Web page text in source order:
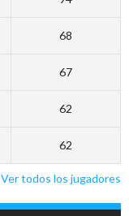
68
67
62
62
Ver todos los jugadores